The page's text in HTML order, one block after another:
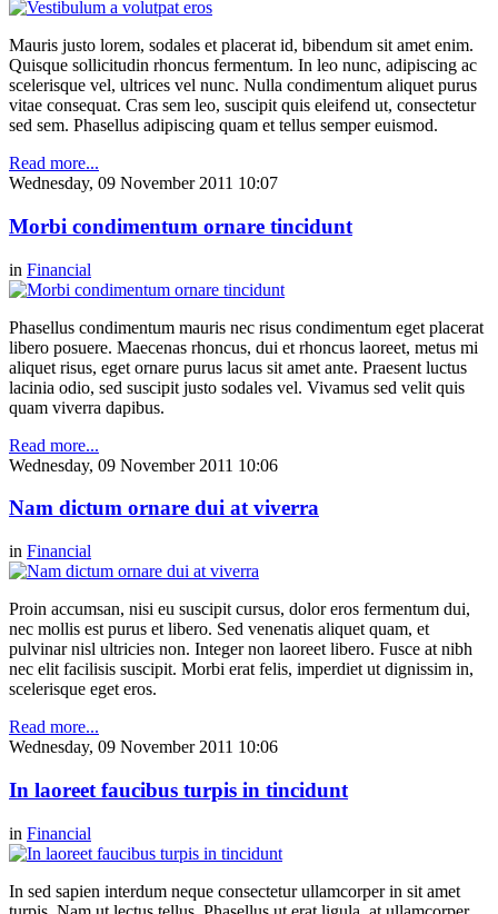
Mauris justo lorem, sodales et placerat id, bibendum sit amet enim.
Quisque sollicitudin rhoncus fermentum. In leo nunc, adipiscing ac
scelerisque vel, ultrices vel nunc. Nulla condimentum aliquet purus
vitae consequat. Cras sem leo, suscipit quis eleifend ut, consectetur
sed sem. Phasellus adipiscing quam et tellus semper euismod.
Read more...
Wednesday, 09 November 2011 10:07
Morbi condimentum ornare tincidunt
in Financial
Phasellus condimentum mauris nec risus condimentum eget placerat
libero posuere. Maecenas rhoncus, dui et rhoncus laoreet, metus mi
aliquet risus, eget ornare purus lacus sit amet ante. Praesent luctus
lacinia odio, sed suscipit justo sodales vel. Vivamus sed velit quis
quam viverra dapibus.
Read more...
Wednesday, 09 November 2011 10:06
Nam dictum ornare dui at viverra
in Financial
Proin accumsan, nisi eu suscipit cursus, dolor eros fermentum dui,
nec mollis est purus et libero. Sed venenatis aliquet quam, et
pulvinar nisl ultricies non. Integer non laoreet libero. Fusce at nibh
nec elit facilisis suscipit. Morbi erat felis, imperdiet ut dignissim in,
scelerisque eget eros.
Read more...
Wednesday, 09 November 2011 10:06
In laoreet faucibus turpis in tincidunt
in Financial
In sed sapien interdum neque consectetur ullamcorper in sit amet